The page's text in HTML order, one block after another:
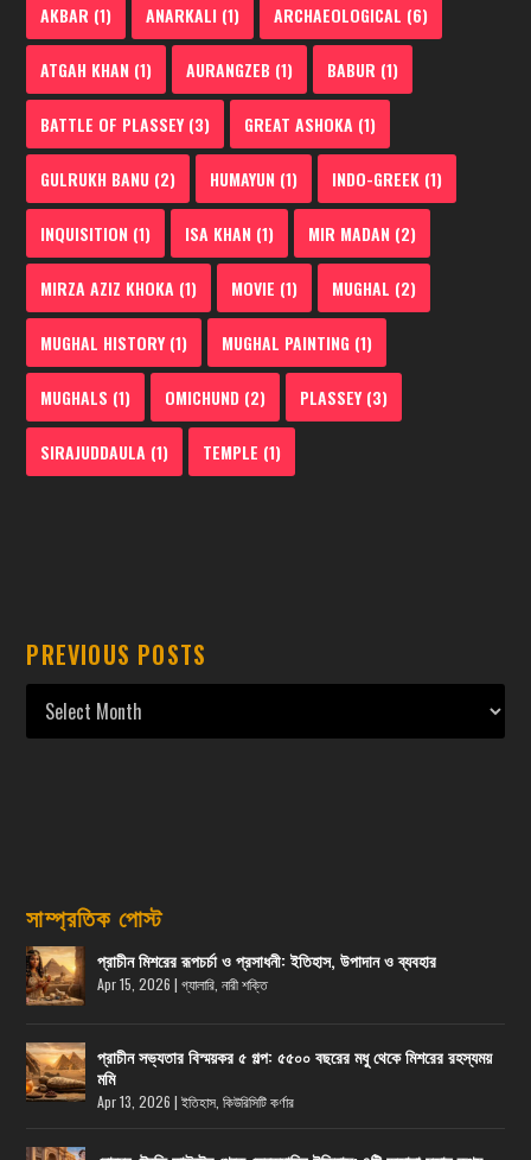
AKBAR (1) ANARKALI (1) ARCHAEOLOGICAL (6)
ATGAH KHAN (1) AURANGZEB (1) BABUR (1)
BATTLE OF PLASSEY(3) GREAT ASHOKA (1)
GULRUKH BANU (2) HUMAYUN (1) INDO-GREEK (1)
INQUISITION (1) ISA KHAN (1) MIR MADAN (2)
MIRZA AZIZ KHOKA (1) MOVIE (1) MUGHAL (2)
MUGHAL HISTORY(1) MUGHAL PAINTING (1)
MUGHALS (1) OMICHUND (2) PLASSEY(3)
SIRAJUDDAULA (1) TEMPLE (1)
PREVIOUS POSTS
সাম্প্রতিক পোস্ট
প্রাচীন মিশরের রূপচর্চা ও প্রসাধনী: ইতিহাস, উপাদান ও ব্যবহার
Apr 15, 2026 |গ্যালারি ,নারী শক্তি
প্রাচীন সভ্যতার বিস্ময়কর ৫ গল্প: ৫৫০০ বছরের মধু থেকে মিশরের রহস্যময়
মমি
Apr 13, 2026 |ইতিহাস ,কিউরিসিটি কর্ণার